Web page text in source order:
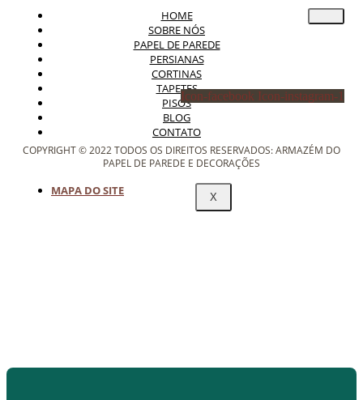
HOME
SOBRE NÓS
PAPEL DE PAREDE
PERSIANAS
CORTINAS
TAPETES
PISOS
BLOG
CONTATO
X
Icon-facebook Icon-instagram-1
COPYRIGHT © 2022 TODOS OS DIREITOS RESERVADOS: ARMAZÉM DO
PAPEL DE PAREDE E DECORAÇÕES
MAPA DO SITE